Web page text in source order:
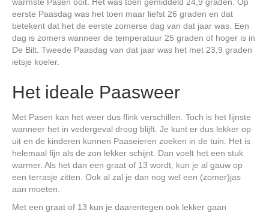
eerste Paasdag was het toen maar liefst 26 graden en dat
betekent dat het de eerste zomerse dag van dat jaar was. Een
dag is zomers wanneer de temperatuur 25 graden of hoger is in
De Bilt. Tweede Paasdag van dat jaar was het met 23,9 graden
ietsje koeler.
Het ideale Paasweer
Met Pasen kan het weer dus flink verschillen. Toch is het fijnste
wanneer het in vedergeval droog blijft. Je kunt er dus lekker op
uit en de kinderen kunnen Paaseieren zoeken in de tuin. Het is
helemaal fijn als de zon lekker schijnt. Dan voelt het een stuk
warmer. Als het dan een graat of 13 wordt, kun je al gauw op
een terrasje zitten. Ook al zal je dan nog wel een (zomer)jas
aan moeten.
Met een graat of 13 kun je daarentegen ook lekker gaan